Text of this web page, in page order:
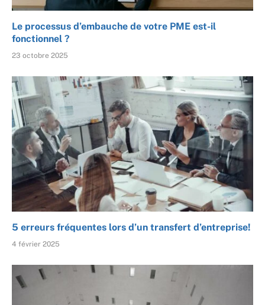
Le processus d’embauche de votre PME est-il
fonctionnel ?
23 octobre 2025
5 erreurs fréquentes lors d’un transfert d’entreprise!
4 février 2025